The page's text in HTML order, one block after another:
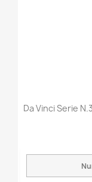
Da Vinci Serie